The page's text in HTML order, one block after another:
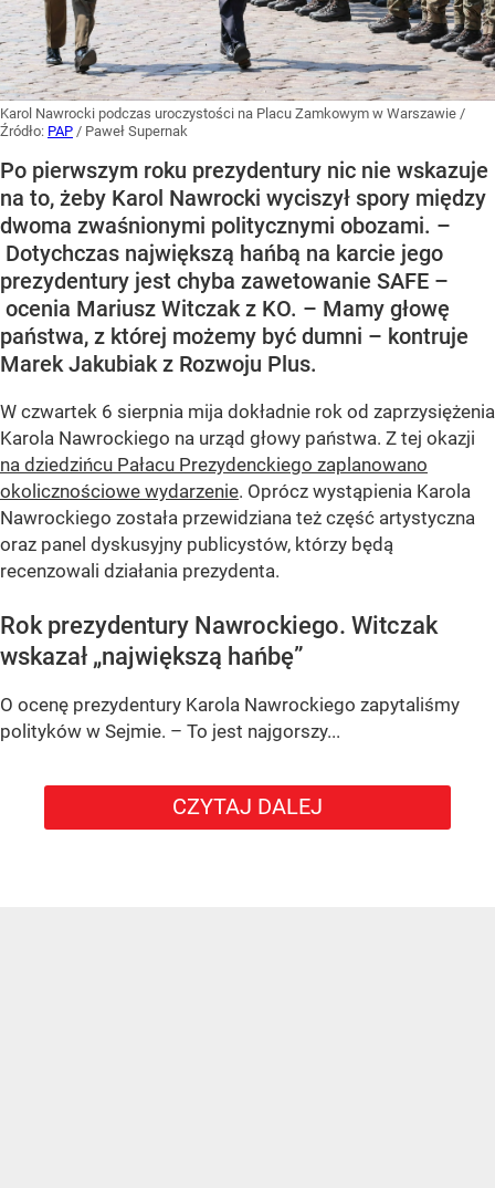
Karol Nawrocki podczas uroczystości na Placu Zamkowym w Warszawie /
Źródło: PAP / Paweł Supernak
Po pierwszym roku prezydentury nic nie wskazuje
na to, żeby Karol Nawrocki wyciszył spory między
dwoma zwaśnionymi politycznymi obozami. –
Dotychczas największą hańbą na karcie jego
prezydentury jest chyba zawetowanie SAFE –
ocenia Mariusz Witczak z KO. – Mamy głowę
państwa, z której możemy być dumni – kontruje
Marek Jakubiak z Rozwoju Plus.
W czwartek 6 sierpnia mija dokładnie rok od zaprzysiężenia
Karola Nawrockiego na urząd głowy państwa. Z tej okazji
na dziedzińcu Pałacu Prezydenckiego zaplanowano
okolicznościowe wydarzenie. Oprócz wystąpienia Karola
Nawrockiego została przewidziana też część artystyczna
oraz panel dyskusyjny publicystów, którzy będą
recenzowali działania prezydenta.
Rok prezydentury Nawrockiego. Witczak
wskazał „największą hańbę”
O ocenę prezydentury Karola Nawrockiego zapytaliśmy
polityków w Sejmie. – To jest najgorszy...
CZYTAJ DALEJ